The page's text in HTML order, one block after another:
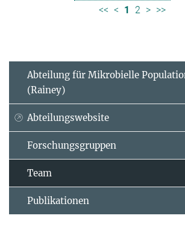
<< < 1 2 > >>
Abteilung für Mikrobielle
(Rainey)
Abteilungswebsite
Forschungsgruppen
Team
Publikationen